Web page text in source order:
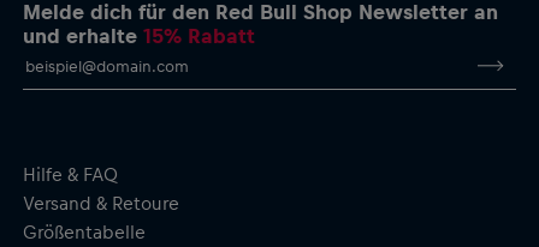
Material: Hauptmaterial – 100 % Polyester Teddy Fleece
Melde dich für den Red Bull Shop Newsletter an
und erhalte15% Rabatt
Hilfe & FAQ
Versand & Retoure
Größentabelle